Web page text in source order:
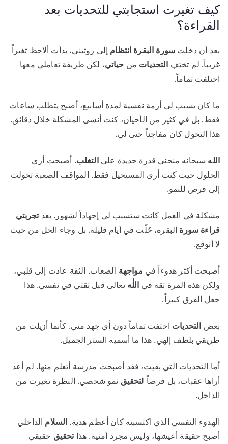
كيف تغيرت استجابتي للتحديات بعد
القراءة؟
بعد أن دخلت سورة البقرة انتظام إلى روتيني، بدأت ألاحظ تغيراً
غريباً. لم تختفِ التحديات من حياتي، لكن طريقة تعاملي معها
اختلفت تماماً.
ما كان يسبب لي أزمة نفسية لمدة أسابيع، أصبح يتطلب ساعات
فقط. بل في كثير من الأحيان، كنت أنسى المشكلة خلال دقائق.
هذا التحول كان مفاجئاً حتى لي.
الله سبحانه منحني قدرة جديدة علىالتغلب. أصبحت أرى
الحلول حيث كنت أرى المستحيل فقط. المواقف الصعبة تحولت
إلى فرص للنمو.
مشكلة في العمل كانت ستسبب لي إجهاداً لشهور. بعدتجربتي
قراءة سورة البقرة، حُلّت في أيام قليلة. بل وجاء الحل من حيث
لا أتوقع.
أصبحت أكثر هدوءاً في مواجهة الصعاب. الثقة عادت إلى قلبي،
ولكن هذه المرة ثقة في اللٰه تعالى قبل ثقتي في نفسي. هذا
جعل الفرق كبيراً.
بعض التحديات اختفت تماماً دون أي جهد مني. كأنما أزيلت من
طريقي بلطف إلهي. هذا ما أسميه الستر الجميل.
أما التحديات التي بقيت، فقد أصبحت مدرسة أتعلم منها. لم أعد
أراها عقبات، بل فرصاً لتحقيق نمو شخصي. النظرة تغيرت من
الداخل.
الهدوء النفسي الذي اكتسبته كان أعظم هدية. السلام الداخلي
أصبح حقيقة أعيشها، وليس مجرد أمنية. هذاتحقيق حقيقي